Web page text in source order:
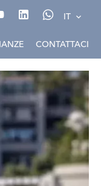
IT
CONTATTACI